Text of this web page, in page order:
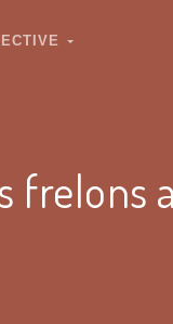
frelons